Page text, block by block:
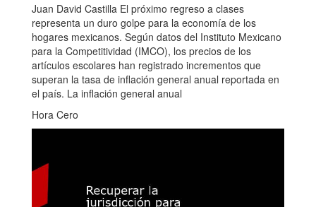
Juan David Castilla El próximo regreso a clases
representa un duro golpe para la economía de los
hogares mexicanos. Según datos del Instituto Mexicano
para la Competitividad (IMCO), los precios de los
artículos escolares han registrado incrementos que
superan la tasa de inflación general anual reportada en
el país. La inflación general anual
Hora Cero